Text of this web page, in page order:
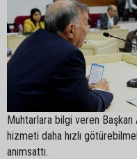
Muhtarlara bilgi veren Başkan
hizmeti daha hızlı
anımsattı.